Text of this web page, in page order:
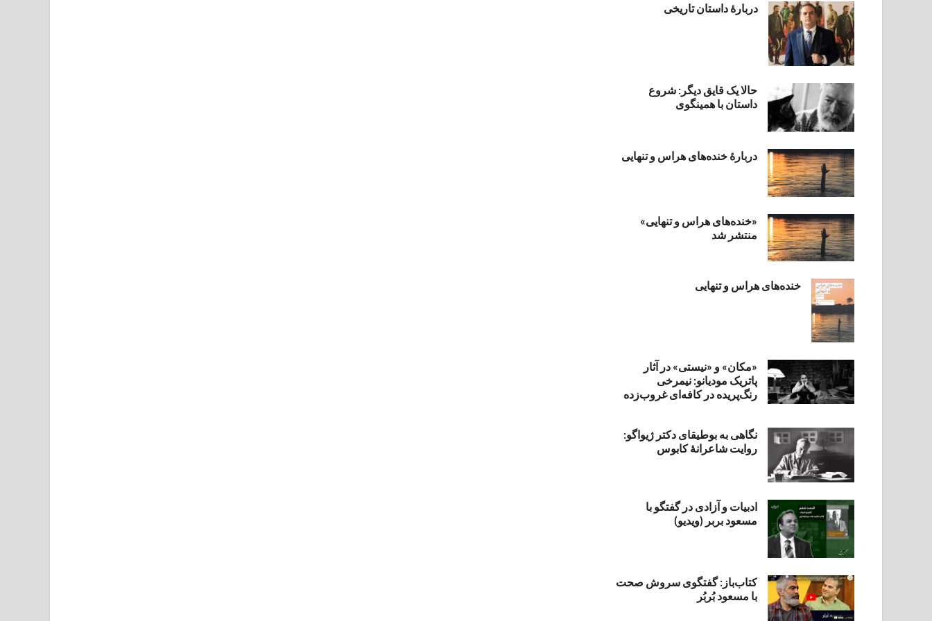
دربارۀ داستان تاریخی
حالا یک قایق دیگر: شروع
داستان با همینگوی
دربارهٔ خنده‌های هراس و تنهایی
«خنده‌های هراس و تنهایی»
منتشر شد
خنده‌های هراس و تنهایی
«مکان» و «نیستی» در آثار
پاتریک مودیانو: نیمرخی
رنگ‌پریده در کافه‌ای غروب‌زده
نگاهی به بوطیقای دکتر ژیواگو:
روایت شاعرانۀ کابوس
ادبیات و آزادی در گفتگو با
مسعود بربر (ویدیو)
کتاب‌باز: گفتگوی سروش صحت
با مسعود بُربُر